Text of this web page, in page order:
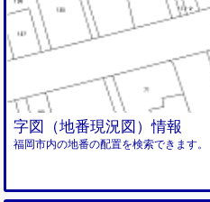
字図（地番現況図）情報
福岡市内の地番の配置を検索できます。